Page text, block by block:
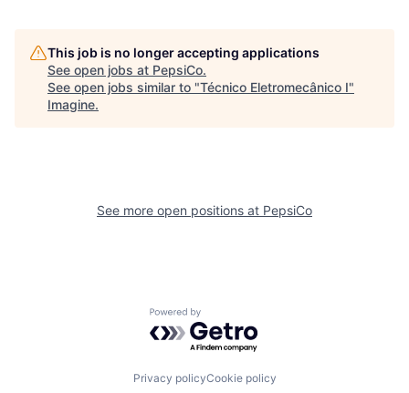
This job is no longer accepting applications
See open jobs at PepsiCo.
See open jobs similar to "Técnico Eletromecânico I"
Imagine.
See more open positions at PepsiCo
Powered by Getro.com
Privacy policyCookie policy